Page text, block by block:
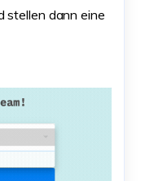
stellen dann eine